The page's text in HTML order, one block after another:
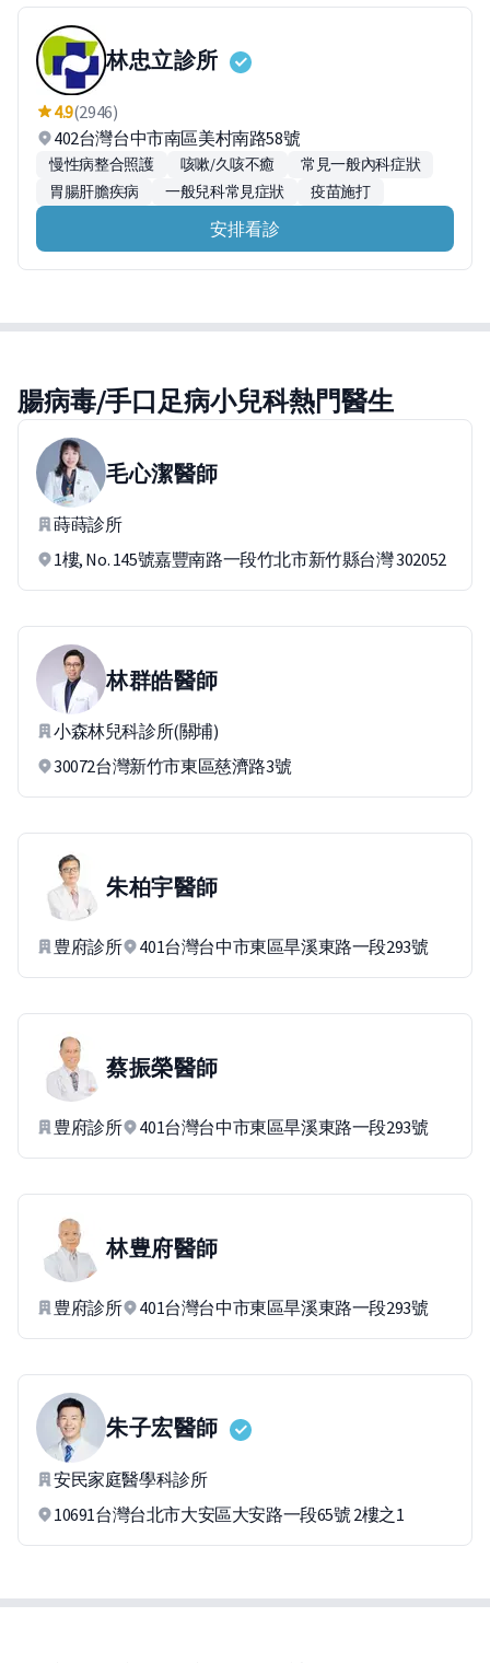
林忠立診所
4.9(2946)
402台灣台中市南區美村南路58號
慢性病整合照護 咳嗽/久咳不癒
常見一般內科症狀
胃腸肝膽疾病
一般兒科常見症狀 疫苗施打
安排看診
腸病毒/手口足病小兒科熱門醫生
毛心潔醫師
蒔蒔診所
1樓, No. 145號嘉豐南路一段竹北市新竹縣台灣 302052
林群皓醫師
小森林兒科診所(關埔)
30072台灣新竹市東區慈濟路3號
朱柏宇醫師
豊府診所 401台灣台中市東區旱溪東路一段293號
蔡振榮醫師
豊府診所 401台灣台中市東區旱溪東路一段293號
林豊府醫師
豊府診所 401台灣台中市東區旱溪東路一段293號
朱子宏醫師
安民家庭醫學科診所
10691台灣台北市大安區大安路一段65號 2樓之1